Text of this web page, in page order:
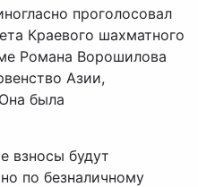
проголосовал
Краевого шахматного
Романа Ворошилова
Азии,
была
взносы будут
по безналичному